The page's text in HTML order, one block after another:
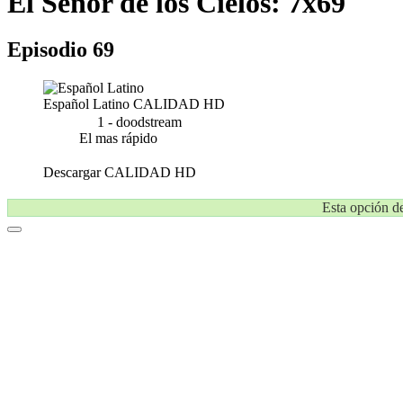
Episodio 69
Español Latino CALIDAD HD
1 - doodstream
El mas rápido
DescargarCALIDAD HD
Esta opción